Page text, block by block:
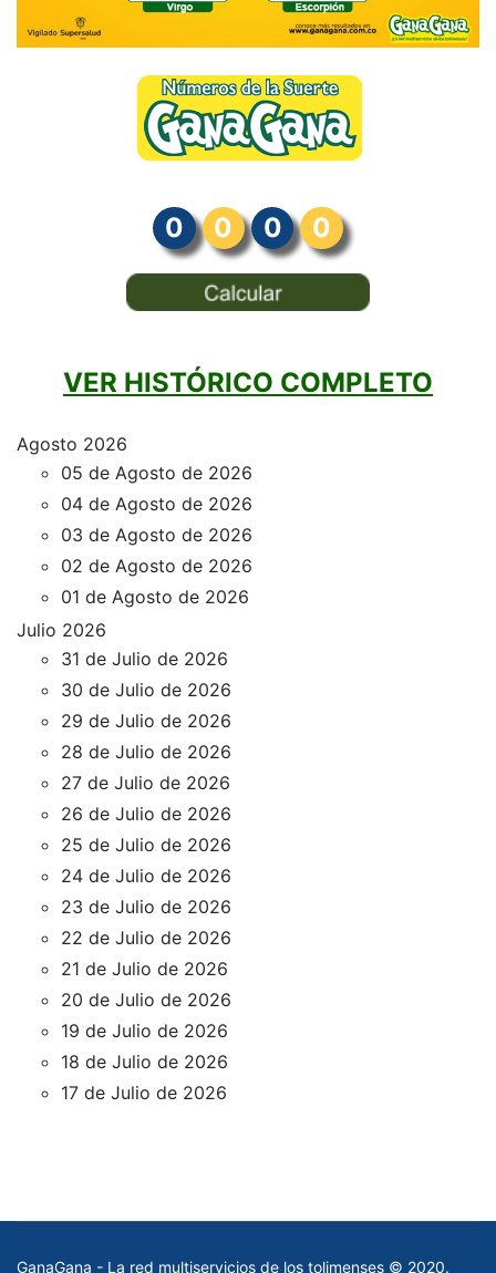
0 0 0 0
VER HISTÓRICO COMPLETO
Agosto 2026
05 de Agosto de 2026
04 de Agosto de 2026
03 de Agosto de 2026
02 de Agosto de 2026
01 de Agosto de 2026
Julio 2026
31 de Julio de 2026
30 de Julio de 2026
29 de Julio de 2026
28 de Julio de 2026
27 de Julio de 2026
26 de Julio de 2026
25 de Julio de 2026
24 de Julio de 2026
23 de Julio de 2026
22 de Julio de 2026
21 de Julio de 2026
20 de Julio de 2026
19 de Julio de 2026
18 de Julio de 2026
17 de Julio de 2026
GanaGana - La red multiservicios de los tolimenses © 2020.